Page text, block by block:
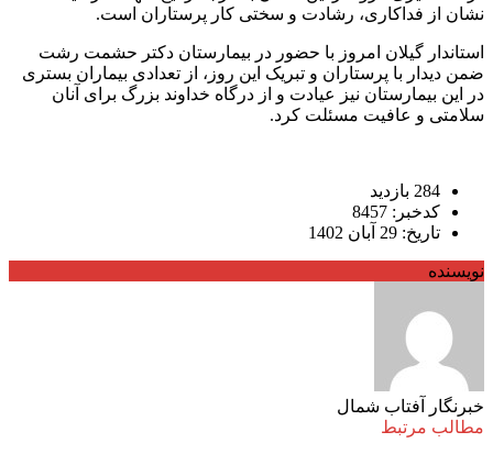
نشان از فداکاری، رشادت و سختی کار پرستاران است.
استاندار گیلان امروز با حضور در بیمارستان دکتر حشمت رشت
ضمن دیدار با پرستاران و تبریک این روز، از تعدادی بیماران بستری
در این بیمارستان نیز عیادت و از درگاه خداوند بزرگ برای آنان
سلامتی و عافیت مسئلت کرد.
284 بازدید
کدخبر: 8457
تاریخ: 29 آبان 1402
نویسنده
خبرنگار آفتاب شمال
مطالب مرتبط